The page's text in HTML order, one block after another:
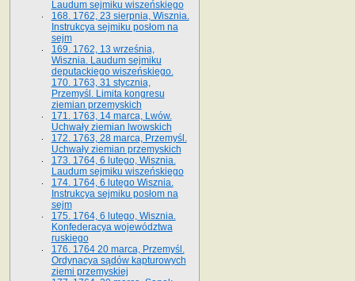
Laudum sejmiku wiszeńskiego
168. 1762, 23 sierpnia, Wisznia.
Instrukcya sejmiku posłom na
sejm
169. 1762, 13 września,
Wisznia. Laudum sejmiku
deputackiego wiszeńskiego.
170. 1763, 31 stycznia,
Przemyśl. Limita kongresu
ziemian przemyskich
171. 1763, 14 marca, Lwów.
Uchwały ziemian lwowskich
172. 1763, 28 marca, Przemyśl.
Uchwały ziemian przemyskich
173. 1764, 6 lutego, Wisznia.
Laudum sejmiku wiszeńskiego
174. 1764, 6 lutego Wisznia.
Instrukcya sejmiku posłom na
sejm
175. 1764, 6 lutego, Wisznia.
Konfederacya województwa
ruskiego
176. 1764 20 marca, Przemyśl.
Ordynacya sądów kapturowych
ziemi przemyskiej